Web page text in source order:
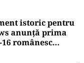
istoric pentru
anunță prima
românesc